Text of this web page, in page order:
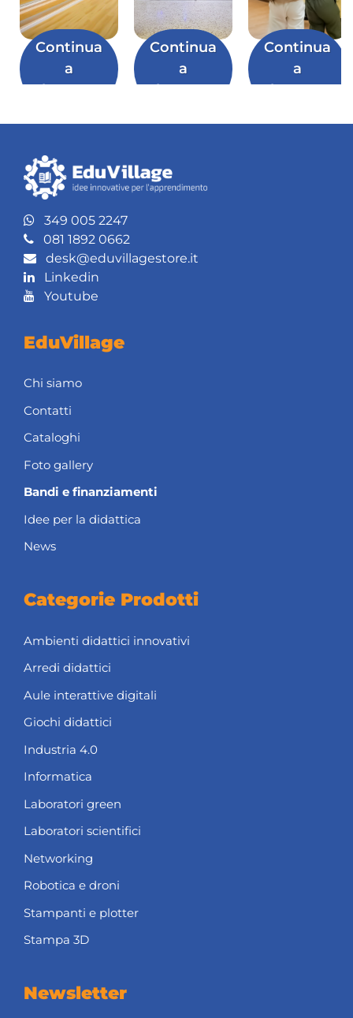
Continua
a
leggere
Continua
a
leggere
Continua
a
leggere
349 005 2247
081 1892 0662
desk@eduvillagestore.it
Linkedin
Youtube
EduVillage
Chi siamo
Contatti
Cataloghi
Foto gallery
Bandi e finanziamenti
Idee per la didattica
News
Categorie Prodotti
Ambienti didattici innovativi
Arredi didattici
Aule interattive digitali
Giochi didattici
Industria 4.0
Informatica
Laboratori green
Laboratori scientifici
Networking
Robotica e droni
Stampanti e plotter
Stampa 3D
Newsletter